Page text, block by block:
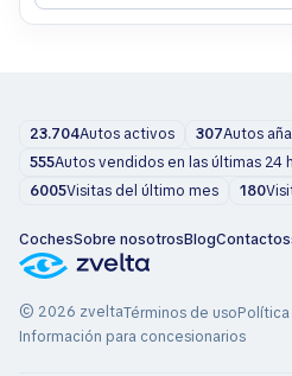
23.704Autos activos 307Autos
555Autos vendidos en las últimas 24
6005Visitas del último mes 180
CochesSobre nosotrosBlogContactos
© 2026 zveltaTérminos de uso
Información para concesionarios